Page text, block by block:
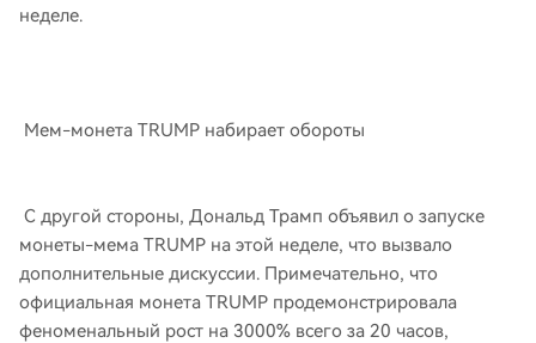
неделе.
Мем-монета TRUMP набирает обороты
С другой стороны, Дональд Трамп объявил о запуске
монеты-мема TRUMP на этой неделе, что вызвало
дополнительные дискуссии. Примечательно, что
официальная монета TRUMP продемонстрировала
феноменальный рост на 3000% всего за 20 часов,